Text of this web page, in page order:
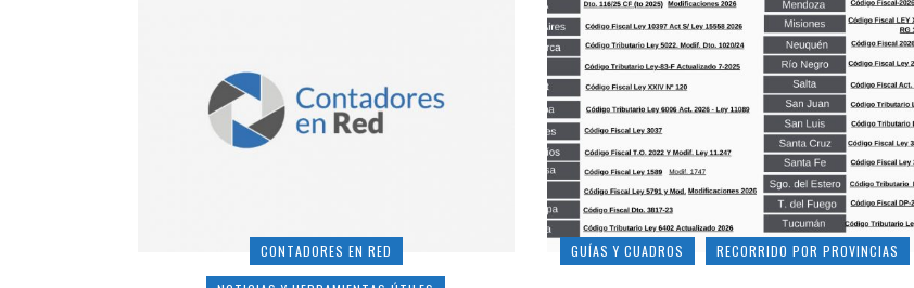
CONTADORES EN RED GUÍAS Y CUADROS RECORRIDO POR PROVINCIAS